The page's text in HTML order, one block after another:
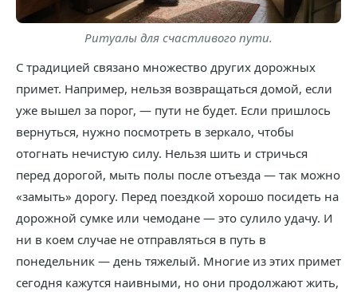
Ритуалы для счастливого пути.
С традицией связано множество других дорожных
примет. Например, нельзя возвращаться домой, если
уже вышел за порог, — пути не будет. Если пришлось
вернуться, нужно посмотреть в зеркало, чтобы
отогнать нечистую силу. Нельзя шить и стричься
перед дорогой, мыть полы после отъезда — так можно
«замыть» дорогу. Перед поездкой хорошо посидеть на
дорожной сумке или чемодане — это сулило удачу. И
ни в коем случае не отправляться в путь в
понедельник — день тяжелый. Многие из этих примет
сегодня кажутся наивными, но они продолжают жить,